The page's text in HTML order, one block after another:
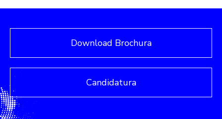
Download Brochura
Candidatura